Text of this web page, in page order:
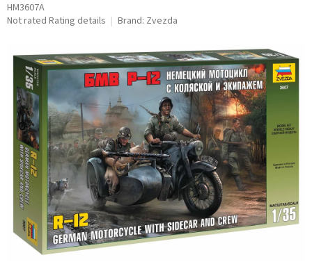
HM3607A
The
rating
0,0
out
stars.
Not rated Rating details Brand: Zvezda